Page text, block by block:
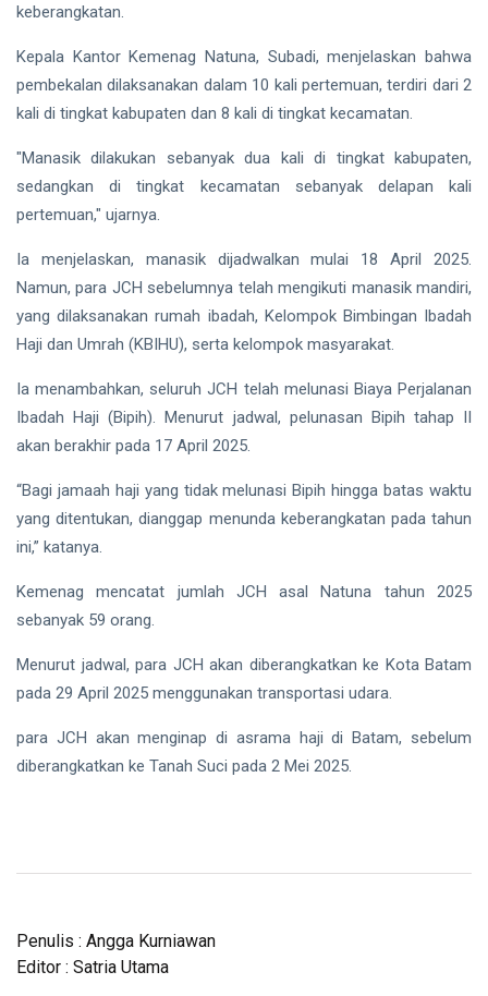
hingga
Pekanbaru
Siak Sri Indrapura
Indonesia
Pekanbaru
Donald Trump
Politik
keberangkatan.
Kepala Kantor Kemenag Natuna, Subadi, menjelaskan bahwa
pembekalan dilaksanakan dalam 10 kali pertemuan, terdiri dari 2
kali di tingkat kabupaten dan 8 kali di tingkat kecamatan.
"Manasik dilakukan sebanyak dua kali di tingkat kabupaten,
sedangkan di tingkat kecamatan sebanyak delapan kali
pertemuan," ujarnya.
Ia menjelaskan, manasik dijadwalkan mulai 18 April 2025.
Namun, para JCH sebelumnya telah mengikuti manasik mandiri,
yang dilaksanakan rumah ibadah, Kelompok Bimbingan Ibadah
Haji dan Umrah (KBIHU), serta kelompok masyarakat.
Ia menambahkan, seluruh JCH telah melunasi Biaya Perjalanan
Ibadah Haji (Bipih). Menurut jadwal, pelunasan Bipih tahap II
akan berakhir pada 17 April 2025.
“Bagi jamaah haji yang tidak melunasi Bipih hingga batas waktu
yang ditentukan, dianggap menunda keberangkatan pada tahun
ini,” katanya.
Kemenag mencatat jumlah JCH asal Natuna tahun 2025
sebanyak 59 orang.
Menurut jadwal, para JCH akan diberangkatkan ke Kota Batam
pada 29 April 2025 menggunakan transportasi udara.
para JCH akan menginap di asrama haji di Batam, sebelum
diberangkatkan ke Tanah Suci pada 2 Mei 2025.
Penulis : Angga Kurniawan
Editor : Satria Utama